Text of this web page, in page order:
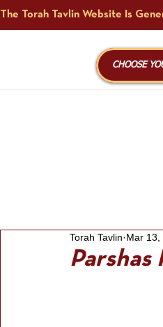
CHOOSE
Parshas
Torah Tavlin Mar 13,